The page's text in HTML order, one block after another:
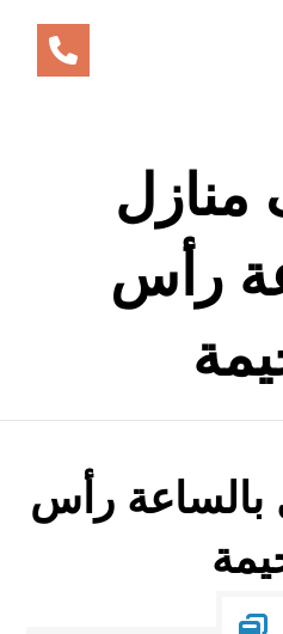
منازل
رأس
بالساعة رأس